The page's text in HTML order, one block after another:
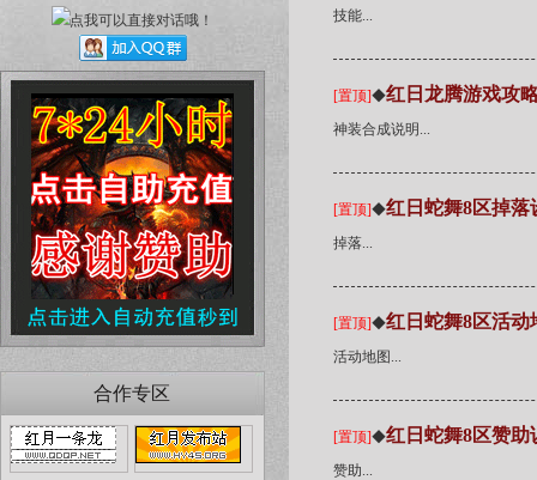
合作专区
技能...
[置顶]◆红日龙腾游戏攻
神装合成说明...
[置顶]◆红日蛇舞8区掉落
掉落...
[置顶]◆红日蛇舞8区活动
活动地图...
[置顶]◆红日蛇舞8区赞助
赞助...